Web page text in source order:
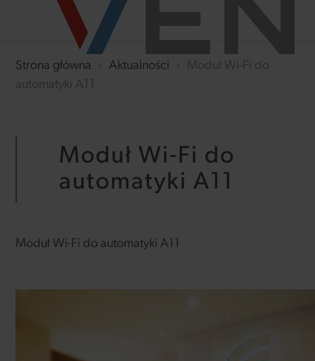
Strona główna › Aktualności ›
Moduł Wi-Fi do
automatyki A11
Moduł Wi-Fi do
automatyki A11
Moduł Wi-Fi do automatyki A11